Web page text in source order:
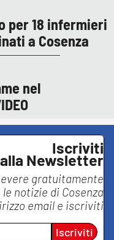
per 18 infermieri
a Cosenza
nel
Iscriviti
alla Newsletter
gratuitamente
notizie di Cosenza
email e iscriviti
Iscriviti